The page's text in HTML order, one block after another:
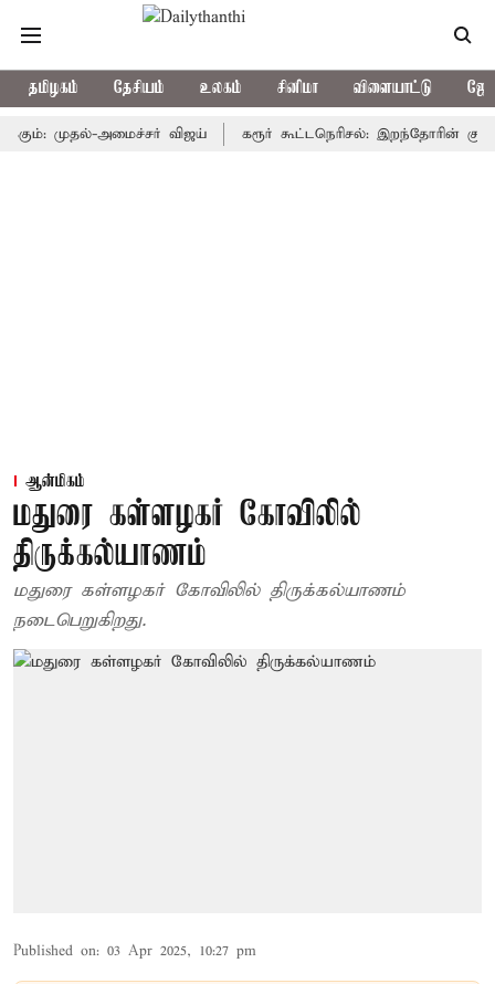
தமிழகம் தேசியம் உலகம் சினிமா விளையாட்டு
முதல்-அமைச்சர் விஜய் கரூர் கூட்டநெரிசல்: இறந்தோரின்
ஆன்மிகம்
மதுரை கள்ளழகர் கோவிலில்
திருக்கல்யாணம்
மதுரை கள்ளழகர் கோவிலில் திருக்கல்யாணம்
நடைபெறுகிறது.
Published on: 03 Apr 2025, 10:27 pm